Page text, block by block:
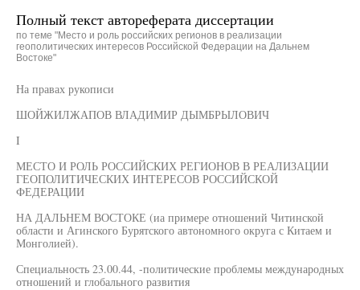
Полный текст автореферата диссертации
по теме "Место и роль российских регионов в реализации
геополитических интересов Российской Федерации на Дальнем
Востоке"
На правах рукописи
ШОЙЖИЛЖАПОВ ВЛАДИМИР ДЫМБРЫЛОВИЧ
I
МЕСТО И РОЛЬ РОССИЙСКИХ РЕГИОНОВ В РЕАЛИЗАЦИИ
ГЕОПОЛИТИЧЕСКИХ ИНТЕРЕСОВ РОССИЙСКОЙ
ФЕДЕРАЦИИ
НА ДАЛЬНЕМ ВОСТОКЕ (иа примере отношений Читинской
области и Агинского Бурятского автономного округа с Китаем и
Монголией).
Специальность 23.00.44, -политические проблемы международных
отношений и глобального развития